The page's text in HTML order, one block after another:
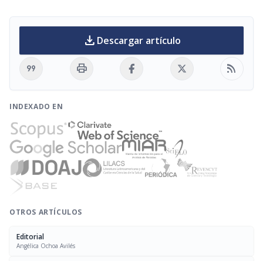
download Descargar artículo
format_quote print rss_feed
INDEXADO EN
OTROS ARTÍCULOS
Editorial
Angélica Ochoa Avilés